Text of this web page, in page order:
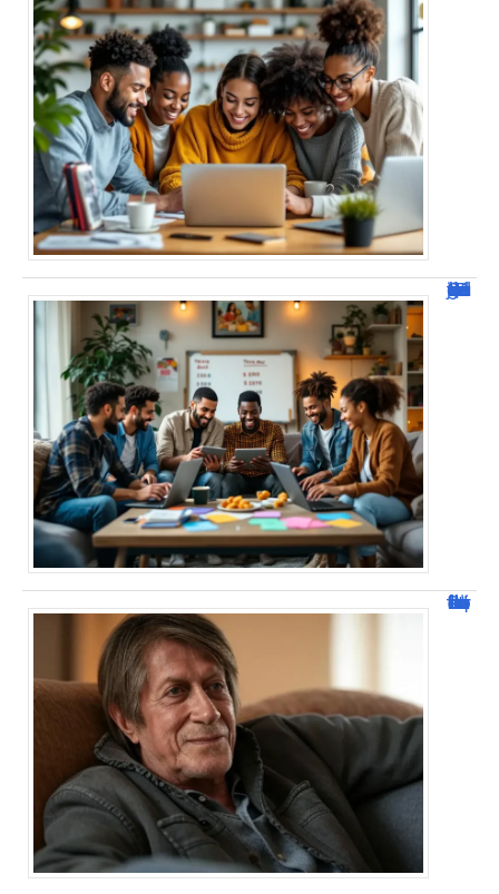
JetPunk : Quiz et jeux de culture générale
Jacques Dutronc fortune : estimation et sources de richesse !